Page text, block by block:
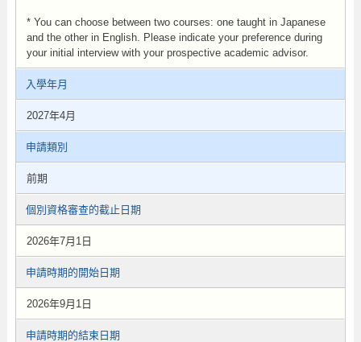
* You can choose between two courses: one taught in Japanese
and the other in English. Please indicate your preference during
your initial interview with your prospective academic advisor.
入學年月
2027年4月
申請類別
前期
個別資格審查的截止日期
2026年7月1日
申請時期的開始日期
2026年9月1日
申請時期的結束日期